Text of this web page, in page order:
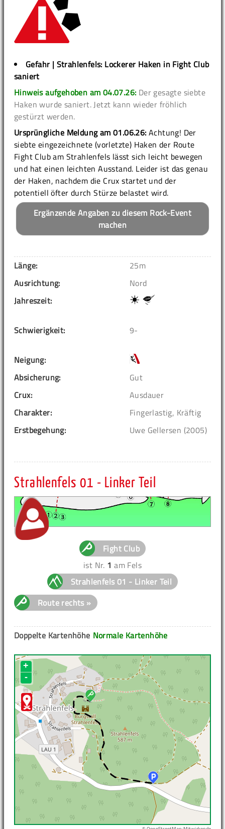
Gefahr | Strahlenfels: Lockerer Haken in Fight Club
saniert
Hinweis aufgehoben am 04.07.26: Der gesagte siebte
Haken wurde saniert. Jetzt kann wieder fröhlich
gestürzt werden.
Ursprüngliche Meldung am 01.06.26: Achtung! Der
siebte eingezeichnete (vorletzte) Haken der Route
Fight Club am Strahlenfels lässt sich leicht bewegen
und hat einen leichten Ausstand. Leider ist das genau
der Haken, nachdem die Crux startet und der
potentiell öfter durch Stürze belastet wird.
Ergänzende Angaben zu diesem Rock-Event
machen
Länge:
25m
Ausrichtung:
Nord
Jahreszeit:
Schwierigkeit: 9-
Neigung:
Absicherung:
Gut
Crux:
Ausdauer
Charakter:
Fingerlastig, Kräftig
Erstbegehung:
Uwe Gellersen (2005)
Strahlenfels 01 - Linker Teil
Fight Club
ist Nr. 1 am Fels
Strahlenfels 01 - Linker Teil
Route rechts »
Normale Kartenhöhe
Doppelte Kartenhöhe
+
-